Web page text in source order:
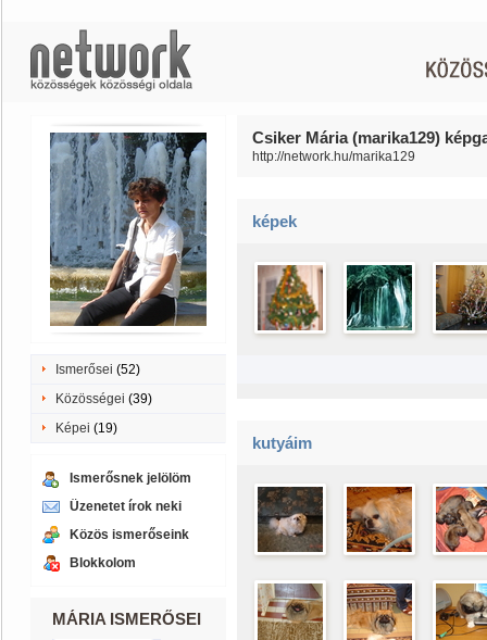
Ismerősei (52)
Közösségei (39)
Képei (19)
Ismerősnek jelölöm
Üzenetet írok neki
Közös ismerőseink
Blokkolom
MÁRIA ISMERŐSEI
Csiker Mária (marika129)
http://network.hu/marika129
képek
kutyáim